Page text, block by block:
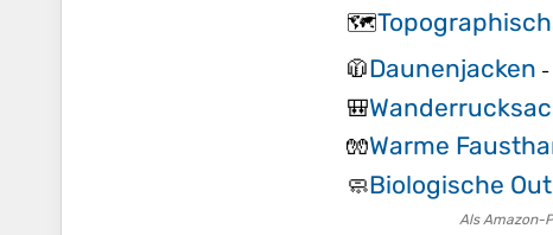
🗺️
🧥Daunenjacken -
🎒
🧤Warme
🧼Biologische
Als Amazon-